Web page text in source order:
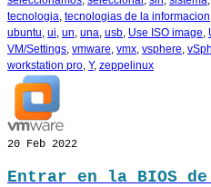
tecnologia, tecnologias de la informacion
ubuntu, ui, un, una, usb, Use ISO image,
VM/Settings, vmware, vmx, vsphere,
workstation pro, Y, zeppelinux
20 Feb 2022
Entrar en la BIOS